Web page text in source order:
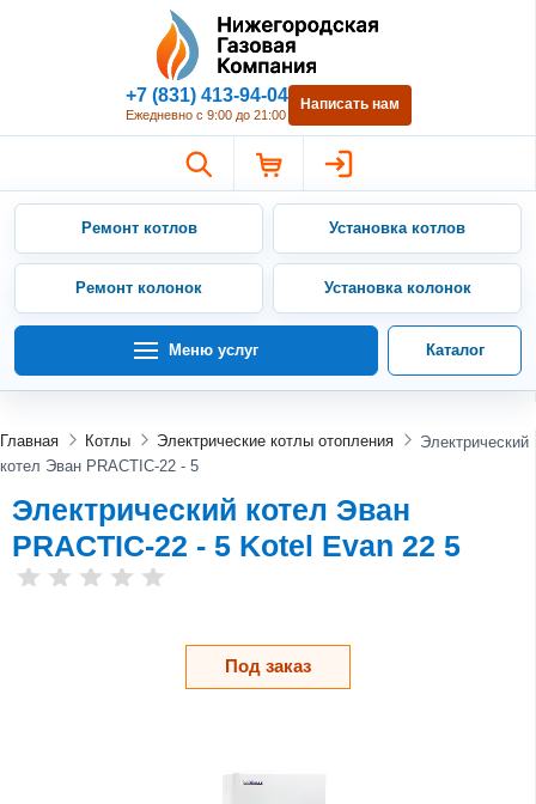
Нижегородская Газовая
+7 (831) 413-94-04
Ежедневно с 9:00 до 21:00
Написать нам
Ремонт котлов Установка котлов
Ремонт колонок Установка колонок
Меню услуг Каталог
Главная Котлы Электрические котлы отопления
Электрический
котел Эван PRACTIC-22 - 5
Электрический котел Эван
PRACTIC-22 - 5 Kotel Evan 22 5
Под заказ